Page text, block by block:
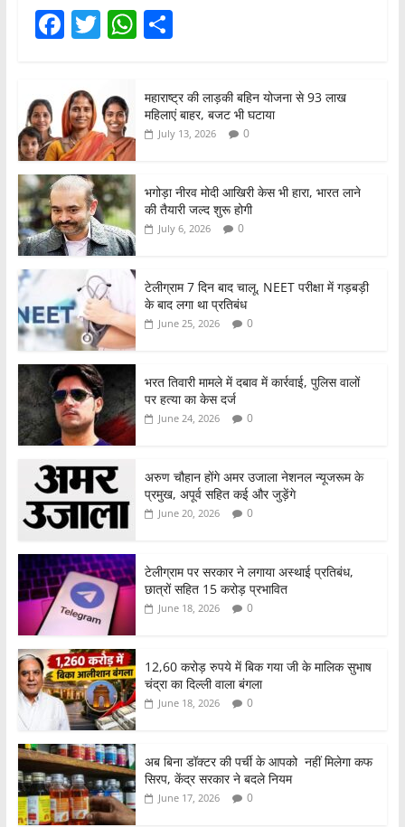
F
c
e
b
o
o
k
T
er
W
s
A
p
S
ar
e
महाराष्ट्र की लाड़की बहिन योजना से 93 लाख
महिलाएं बाहर, बजट भी घटाया
July 13, 2026 0
भगोड़ा नीरव मोदी आखिरी केस भी हारा, भारत लाने
की तैयारी जल्द शुरू होगी
July 6, 2026 0
टेलीग्राम 7 दिन बाद चालू, NEET परीक्षा में गड़बड़ी
के बाद लगा था प्रतिबंध
June 25, 2026 0
भरत तिवारी मामले में दबाव में कार्रवाई, पुलिस वालों
पर हत्या का केस दर्ज
June 24, 2026 0
अरुण चौहान होंगे अमर उजाला नेशनल न्यूजरूम के
प्रमुख, अपूर्व सहित कई और जुड़ेंगे
June 20, 2026 0
टेलीग्राम पर सरकार ने लगाया अस्थाई प्रतिबंध,
छात्रों सहित 15 करोड़ प्रभावित
June 18, 2026 0
12,60 करोड़ रुपये में बिक गया जी के मालिक सुभाष
चंद्रा का दिल्ली वाला बंगला
June 18, 2026 0
अब बिना डॉक्टर की पर्ची के आपको नहीं मिलेगा कफ
सिरप, केंद्र सरकार ने बदले नियम
June 17, 2026 0